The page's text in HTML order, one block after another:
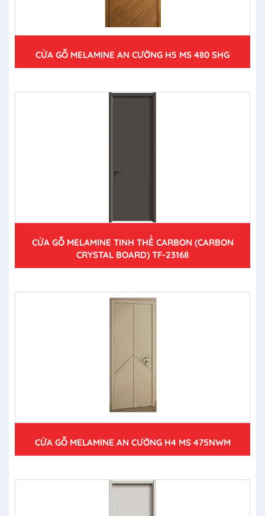
CỬA GỖ MELAMINE AN CƯỜNG H5 MS 480 SHG
CỬA GỖ MELAMINE TINH THỂ CARBON (CARBON
CRYSTAL BOARD) TF-23168
CỬA GỖ MELAMINE AN CƯỜNG H4 MS 475NWM